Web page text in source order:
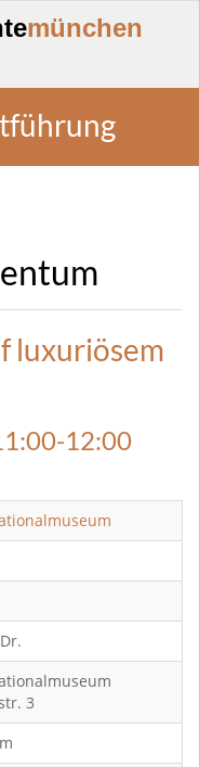
münchen
luxuriösem
12:00
3